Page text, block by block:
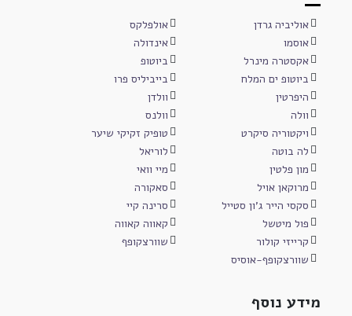
אוליביה גרדן
אולפלקס
אוסמו
אינדולה
אקסטרה מינרל
ביוטופ
ביוטופ ים המלח
בייביליס פרו
היפרטין
וולדן
וולה
וולנס
ויקטוריה סיקרט
טופיק זקיקי שיער
לה בוטה
לוריאל
מון פלטין
מיי וואי
מרוקאן אויל
סאקורה
סקסי הייר ג'ון סטייל
סרינה קיי
פול מיטשל
קאווה קאווה
קרייזי קולור
שוורצקופף
שוורצקופף-אוסיס
מידע נוסף